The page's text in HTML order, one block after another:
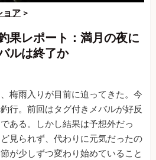
ョア >
果レポート：満月の夜に
ルは終了か
梅雨入りが目前に迫ってきた。今
行。前回はタグ付きメバルが好反
ある。しかし結果は予想外だっ
見られず、代わりに元気だったの
が少しずつ変わり始めていること